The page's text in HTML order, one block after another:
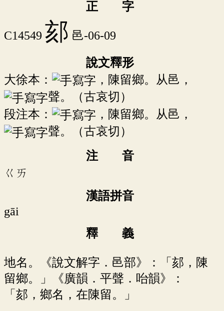
正 字
C14549 郂 邑-06-09
說文釋形
大徐本：
，陳留鄉。从邑，
聲。（古哀切）
段注本：
，陳留鄉。从邑，
聲。（古哀切）
注 音
ㄍㄞ
漢語拼音
gāi
釋 義
地名。《說文解字．邑部》：「郂，陳
留鄉。」《廣韻．平聲．咍韻》：
「郂，鄉名，在陳留。」